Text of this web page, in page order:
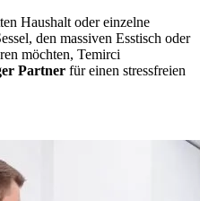
Haushalt oder einzelne
den massiven Esstisch oder
möchten, Temirci
Partner für einen stressfreien